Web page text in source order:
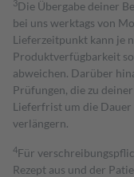
3Die Übergabe deiner
bei uns werktags von
Lieferzeitpunkt kann je
Produktverfügbarkeit
abweichen. Darüber
Prüfungen, die zu
Lieferfrist um die
verlängern.
4Für
Rezept aus und der